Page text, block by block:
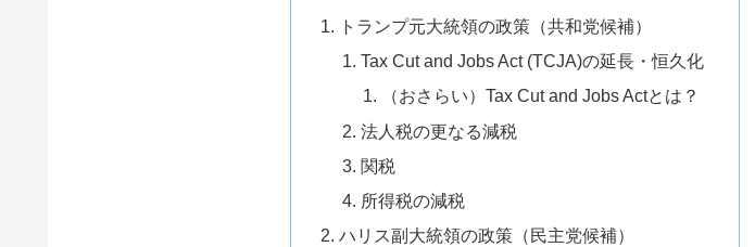
トランプ元大統領の政策（共和党候補）
Tax Cut and Jobs Act (TCJA)の延長・恒久化
（おさらい）Tax Cut and Jobs Actとは？
法人税の更なる減税
関税
所得税の減税
ハリス副大統領の政策（民主党候補）